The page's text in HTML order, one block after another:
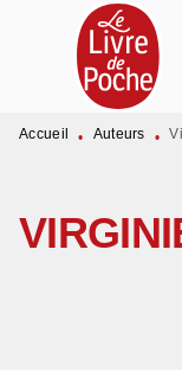
MENU
PIED DE PAGE
Accueil • Auteurs •